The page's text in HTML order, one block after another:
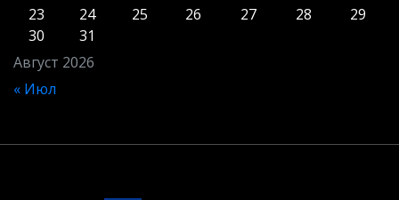
Август 2026
23
24 25 26 27 28
29
30
31
« Июл